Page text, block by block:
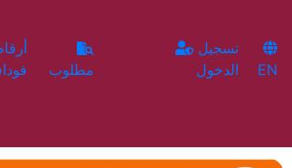
مطلوب
الدخول
EN